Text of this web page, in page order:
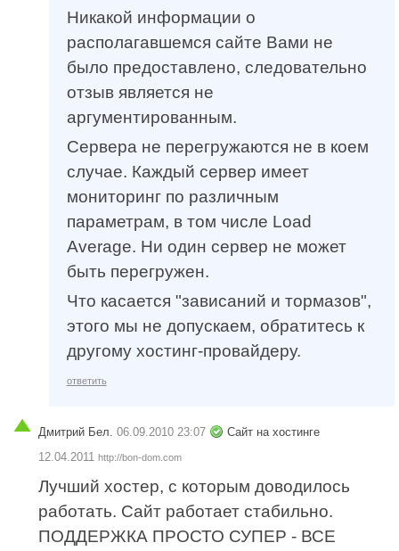
Никакой информации о
располагавшемся сайте Вами не
было предоставлено, следовательно
отзыв является не
аргументированным.
Сервера не перегружаются не в коем
случае. Каждый сервер имеет
мониторинг по различным
параметрам, в том числе Load
Average. Ни один сервер не может
быть перегружен.
Что касается "зависаний и тормазов",
этого мы не допускаем, обратитесь к
другому хостинг-провайдеру.
ответить
Дмитрий Бел. 06.09.2010 23:07
Сайт на хостинге
12.04.2011 http://bon-dom.com
Лучший хостер, с которым доводилось
работать. Сайт работает стабильно.
ПОДДЕРЖКА ПРОСТО СУПЕР - ВСЕ